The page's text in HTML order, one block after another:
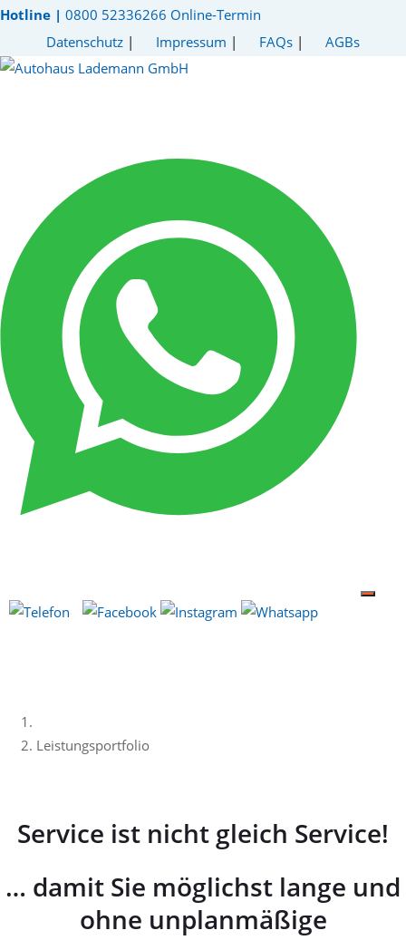
Hotline | 0800 52336266 Online-Termin
Datenschutz | Impressum | FAQs | AGBs
Leistungsportfolio
Service ist nicht gleich Service!
… damit Sie möglichst lange und
ohne unplanmäßige